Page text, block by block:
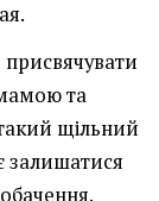
та
щільний
залишатися